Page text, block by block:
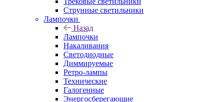
Струнные светильники
Лампочки
Назад
Лампочки
Накаливания
Светодиодные
Диммируемые
Ретро-лампы
Технические
Галогенные
Энергосберегающие